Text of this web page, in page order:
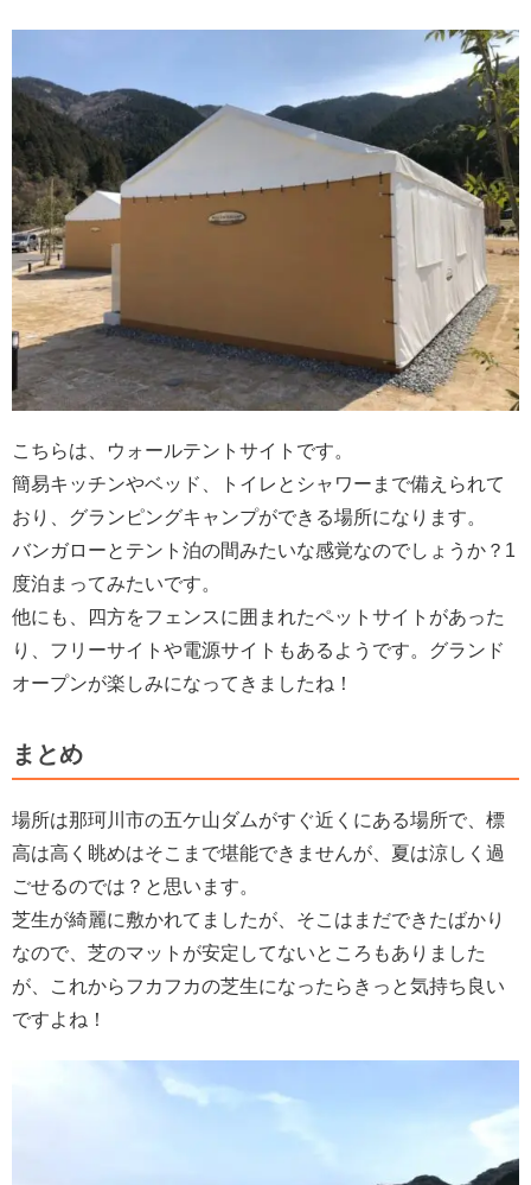
こちらは、ウォールテントサイトです。
簡易キッチンやベッド、トイレとシャワーまで備えられて
おり、グランピングキャンプができる場所になります。
バンガローとテント泊の間みたいな感覚なのでしょうか？1
度泊まってみたいです。
他にも、四方をフェンスに囲まれたペットサイトがあった
り、フリーサイトや電源サイトもあるようです。グランド
オープンが楽しみになってきましたね！
まとめ
場所は那珂川市の五ケ山ダムがすぐ近くにある場所で、標
高は高く眺めはそこまで堪能できませんが、夏は涼しく過
ごせるのでは？と思います。
芝生が綺麗に敷かれてましたが、そこはまだできたばかり
なので、芝のマットが安定してないところもありました
が、これからフカフカの芝生になったらきっと気持ち良い
ですよね！